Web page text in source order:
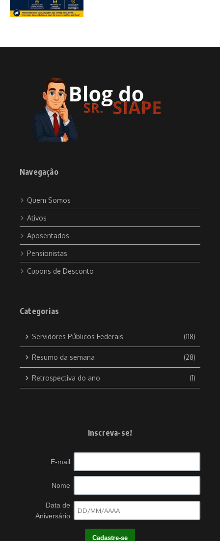
Navegação
Quem Somos
Ativos
Aposentados
Pensionistas
Cupons de Desconto
Categorias
Servidores Públicos Federais (118)
Resumo da semana (28)
Retrospectiva do ano (1)
Inscreva-se!
E-mail
Nome
Data de
Aniversário